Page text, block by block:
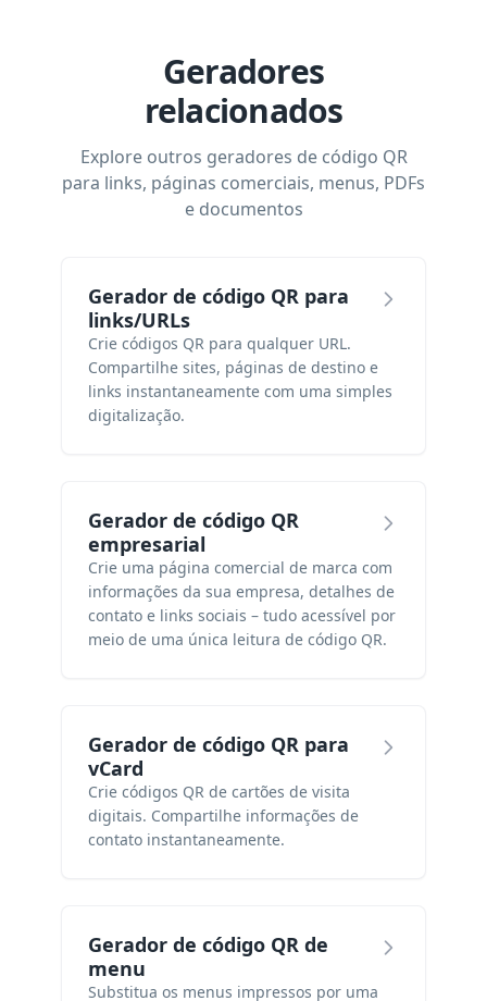
Geradores
relacionados
Explore outros geradores de código QR
para links, páginas comerciais, menus, PDFs
e documentos
Gerador de código QR para
links/URLs
Crie códigos QR para qualquer URL.
Compartilhe sites, páginas de destino e
links instantaneamente com uma simples
digitalização.
Gerador de código QR
empresarial
Crie uma página comercial de marca com
informações da sua empresa, detalhes de
contato e links sociais – tudo acessível por
meio de uma única leitura de código QR.
Gerador de código QR para
vCard
Crie códigos QR de cartões de visita
digitais. Compartilhe informações de
contato instantaneamente.
Gerador de código QR de
menu
Substitua os menus impressos por uma